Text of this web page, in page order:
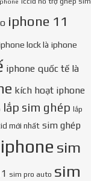
iphone 11
lock là iphone
iphone quốc tế là
kích hoạt iphone
lắp sim ghép lắp
mới nhất sim ghép
sim
sim pro auto sim